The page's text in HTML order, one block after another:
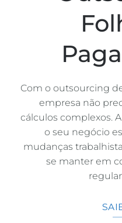
Com o outsourcing
empresa não
cálculos complexos.
o seu negócio
mudanças
se manter em